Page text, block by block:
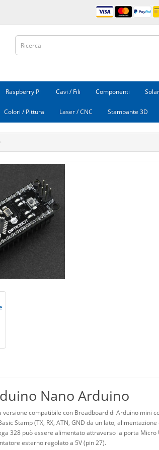
Raspberry Pi Cavi / Fili Componenti
Colori / Pittura Laser / CNC Stampante 3D
Nano Arduino
compatibile con Breadboard di Arduino mini
Stamp (TX, RX, ATN, GND da un lato, alimentazione
328 può essere alimentato attraverso la porta Micro
esterno regolato a 5V (pin 27).